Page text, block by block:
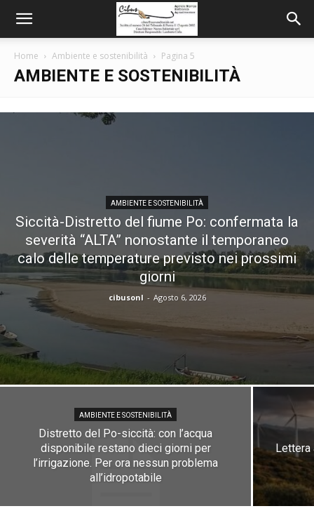
Home Ambiente e sostenibilità Pagina 5
AMBIENTE E SOSTENIBILITÀ
AMBIENTE E SOSTENIBILITÀ
Siccità-Distretto del fiume Po: confermata la
severità “ALTA” nonostante il temporaneo
calo delle temperature previsto nei prossimi
giorni
cibusonl - Agosto 6, 2026
AMBIENTE E SOSTENIBILITÀ
Distretto del Po-siccità: con l’acqua
disponibile restano dieci giorni per
l’irrigazione. Per ora nessun problema
all’idropotabile